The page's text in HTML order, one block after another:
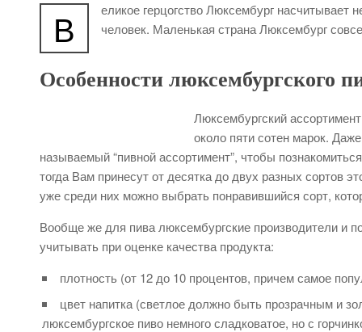
В
еликое герцогство Люксембург
человек. Маленькая страна Люксембург
Особенности люксембургского
Люксембургский
около пяти сотен марок.
называемый “пивной ассортимент”, чтобы
тогда Вам принесут от десятка до двух разных сортов
уже среди них можно выбрать понравившийся сорт,
Вообще же для пива люксембургские производители и
учитывать при оценке качества продукта:
плотность (от 12 до 10 процентов, причем самое
цвет напитка (светлое должно быть прозрачным и
люксембургское пиво немного сладковатое, но с